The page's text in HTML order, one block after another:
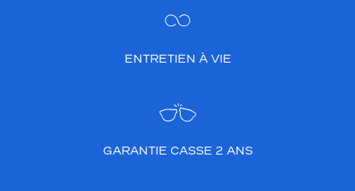
ENTRETIEN À VIE
GARANTIE CASSE 2 ANS